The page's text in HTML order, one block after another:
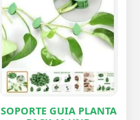
SOPORTE GUIA PLANTA